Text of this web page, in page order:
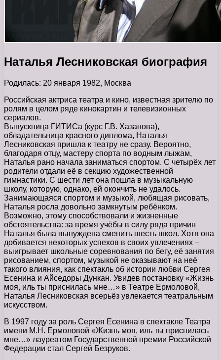
Наталья Лесниковская биография
Родилась: 20 января 1982, Москва
Российская актриса театра и кино, известная зрителю по
ролям в целом ряде кинокартин и телевизионных
сериалов.
Выпускница ГИТИСа (курс Г.В. Хазанова),
обладательница красного диплома, Наталья
Лесниковская пришла к театру не сразу. Вероятно,
благодаря отцу, мастеру спорта по водным лыжам,
Наталья рано начала заниматься спортом. С четырёх лет
родители отдали её в секцию художественной
гимнастики. С шести лет она пошла в музыкальную
школу, которую, однако, ей окончить не удалось.
Занимающаяся спортом и музыкой, любящая рисовать,
Наталья росла довольно замкнутым ребёнком.
Возможно, этому способствовали и жизненные
обстоятельства: за время учёбы в силу ряда причин
Наталья была вынуждена сменить шесть школ. Хотя она
добивается некоторых успехов в своих увлечениях –
выигрывает школьные соревнования по бегу, её занятия
рисованием, спортом, музыкой не оказывают на неё
такого влияния, как спектакль об истории любви Сергея
Есенина и Айседоры Дункан. Увидев постановку «Жизнь
моя, иль ты приснилась мне…» в Театре Ермоловой,
Наталья Лесниковская всерьёз увлекается театральным
искусством.
В 1997 году за роль Сергея Есенина в спектакле Театра
имени М.Н. Ермоловой «Жизнь моя, иль ты приснилась
мне…» лауреатом Государственной премии Российской
Федерации стал Сергей Безруков.